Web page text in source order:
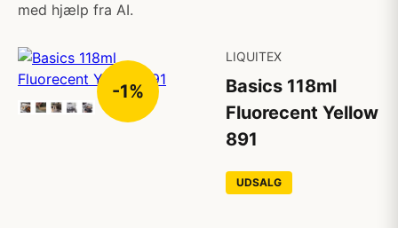
med hjælp fra AI.
-1%
LIQUITEX
Basics 118ml
Fluorecent Yellow
891
UDSALG